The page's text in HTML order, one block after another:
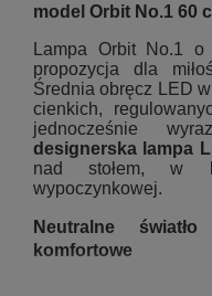
model Orbit No.1 60
Lampa Orbit No.1
propozycja dla
Średnia obręcz LED
cienkich,
jednocześnie
designerska lampa
nad stołem, w
wypoczynkowej.
Neutralne
komfortowe